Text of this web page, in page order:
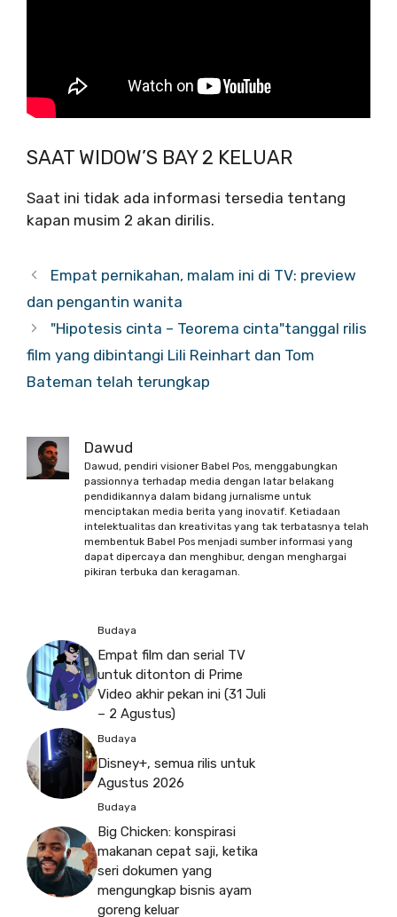
SAAT WIDOW’S BAY 2 KELUAR
Saat ini tidak ada informasi tersedia tentang
kapan musim 2 akan dirilis.
Empat pernikahan, malam ini di TV: preview
dan pengantin wanita
"Hipotesis cinta – Teorema cinta"tanggal rilis
film yang dibintangi Lili Reinhart dan Tom
Bateman telah terungkap
Dawud
Dawud, pendiri visioner Babel Pos, menggabungkan
passionnya terhadap media dengan latar belakang
pendidikannya dalam bidang jurnalisme untuk
menciptakan media berita yang inovatif. Ketiadaan
intelektualitas dan kreativitas yang tak terbatasnya telah
membentuk Babel Pos menjadi sumber informasi yang
dapat dipercaya dan menghibur, dengan menghargai
pikiran terbuka dan keragaman.
Budaya
Empat film dan serial TV
untuk ditonton di Prime
Video akhir pekan ini (31 Juli
– 2 Agustus)
Budaya
Disney+, semua rilis untuk
Agustus 2026
Budaya
Big Chicken: konspirasi
makanan cepat saji, ketika
seri dokumen yang
mengungkap bisnis ayam
goreng keluar